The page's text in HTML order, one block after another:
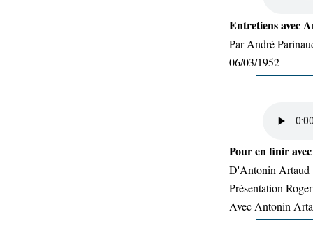
Entretiens avec
Par André
06/03/1952
Pour en finir
D'Antonin Artaud
Présentation
Avec Antonin